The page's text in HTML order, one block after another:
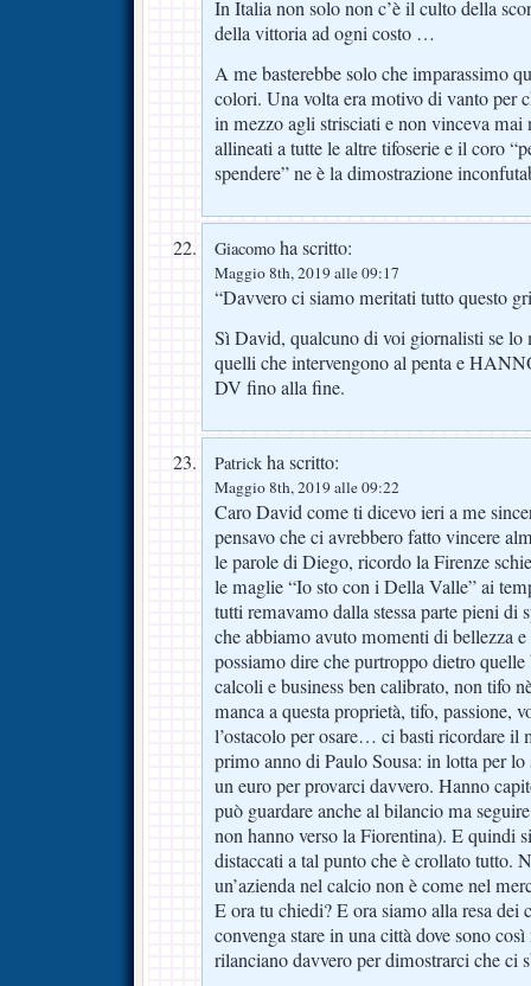
In Italia non solo non c’è il culto della
della vittoria ad ogni costo …
A me basterebbe solo che imparassimo
colori. Una volta era motivo di vanto per
in mezzo agli strisciati e non vinceva
allineati a tutte le altre tifoserie e il coro
spendere” ne è la dimostrazione
Giacomo ha scritto:
Maggio 8th, 2019 alle 09:17
“Davvero ci siamo meritati tutto questo
Sì David, qualcuno di voi giornalisti se lo
quelli che intervengono al penta e
DV fino alla fine.
Patrick ha scritto:
Maggio 8th, 2019 alle 09:22
Caro David come ti dicevo ieri a me
pensavo che ci avrebbero fatto vincere
le parole di Diego, ricordo la Firenze
le maglie “Io sto con i Della Valle” ai
tutti remavamo dalla stessa parte pieni di
che abbiamo avuto momenti di bellezza
possiamo dire che purtroppo dietro
calcoli e business ben calibrato, non tifo
manca a questa proprietà, tifo, passione,
l’ostacolo per osare… ci basti ricordare il
primo anno di Paulo Sousa: in lotta per
un euro per provarci davvero. Hanno
può guardare anche al bilancio ma
non hanno verso la Fiorentina). E quindi
distaccati a tal punto che è crollato tutto.
un’azienda nel calcio non è come nel
E ora tu chiedi? E ora siamo alla resa dei
convenga stare in una città dove sono
rilanciano davvero per dimostrarci che ci